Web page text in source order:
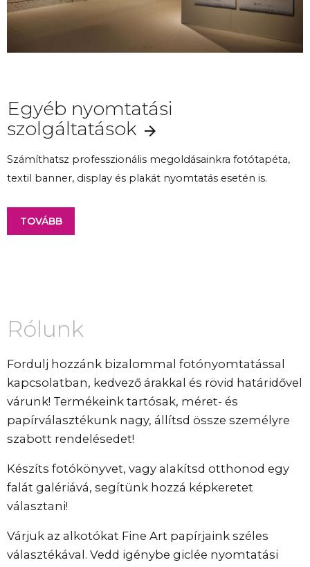
Egyéb nyomtatási
szolgáltatások
Számíthatsz professzionális megoldásainkra fotótapéta,
textil banner, display és plakát nyomtatás esetén is.
TOVÁBB
Rólunk
Fordulj hozzánk bizalommal fotónyomtatással
kapcsolatban, kedvező árakkal és rövid határidővel
várunk! Termékeink tartósak, méret- és
papírválasztékunk nagy, állítsd össze személyre
szabott rendelésedet!
Készíts fotókönyvet, vagy alakítsd otthonod egy
falát galériává, segítünk hozzá képkeretet
választani!
Várjuk az alkotókat Fine Art papírjaink széles
választékával. Vedd igénybe giclée nyomtatási